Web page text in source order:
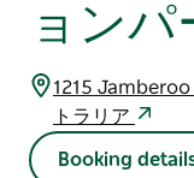
ョンパ
1215
トラリア
Booking